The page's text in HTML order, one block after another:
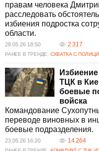
правам человека
расследовать
избиения подростка
области.
28.05.26 18:50 2 317
РАНЕЕ В ТРЕНДЕ: СХВАТКА С
ТЦК в
боевые
войска
Командование
переводе виновных в
боевые подразделения.
23.05.26 16:20 14 264